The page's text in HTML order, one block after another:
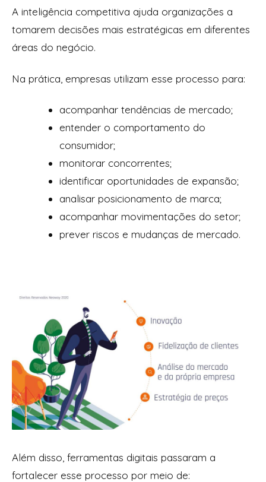
A inteligência competitiva ajuda organizações a
tomarem decisões mais estratégicas em diferentes
áreas do negócio.
Na prática, empresas utilizam esse processo para:
acompanhar tendências de mercado;
entender o comportamento do
consumidor;
monitorar concorrentes;
identificar oportunidades de expansão;
analisar posicionamento de marca;
acompanhar movimentações do setor;
prever riscos e mudanças de mercado.
Além disso, ferramentas digitais passaram a
fortalecer esse processo por meio de: